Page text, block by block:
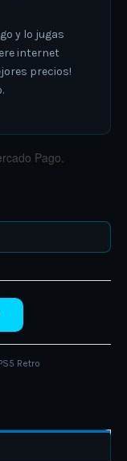
y lo jugas
internet
precios!
Pago.
Retro